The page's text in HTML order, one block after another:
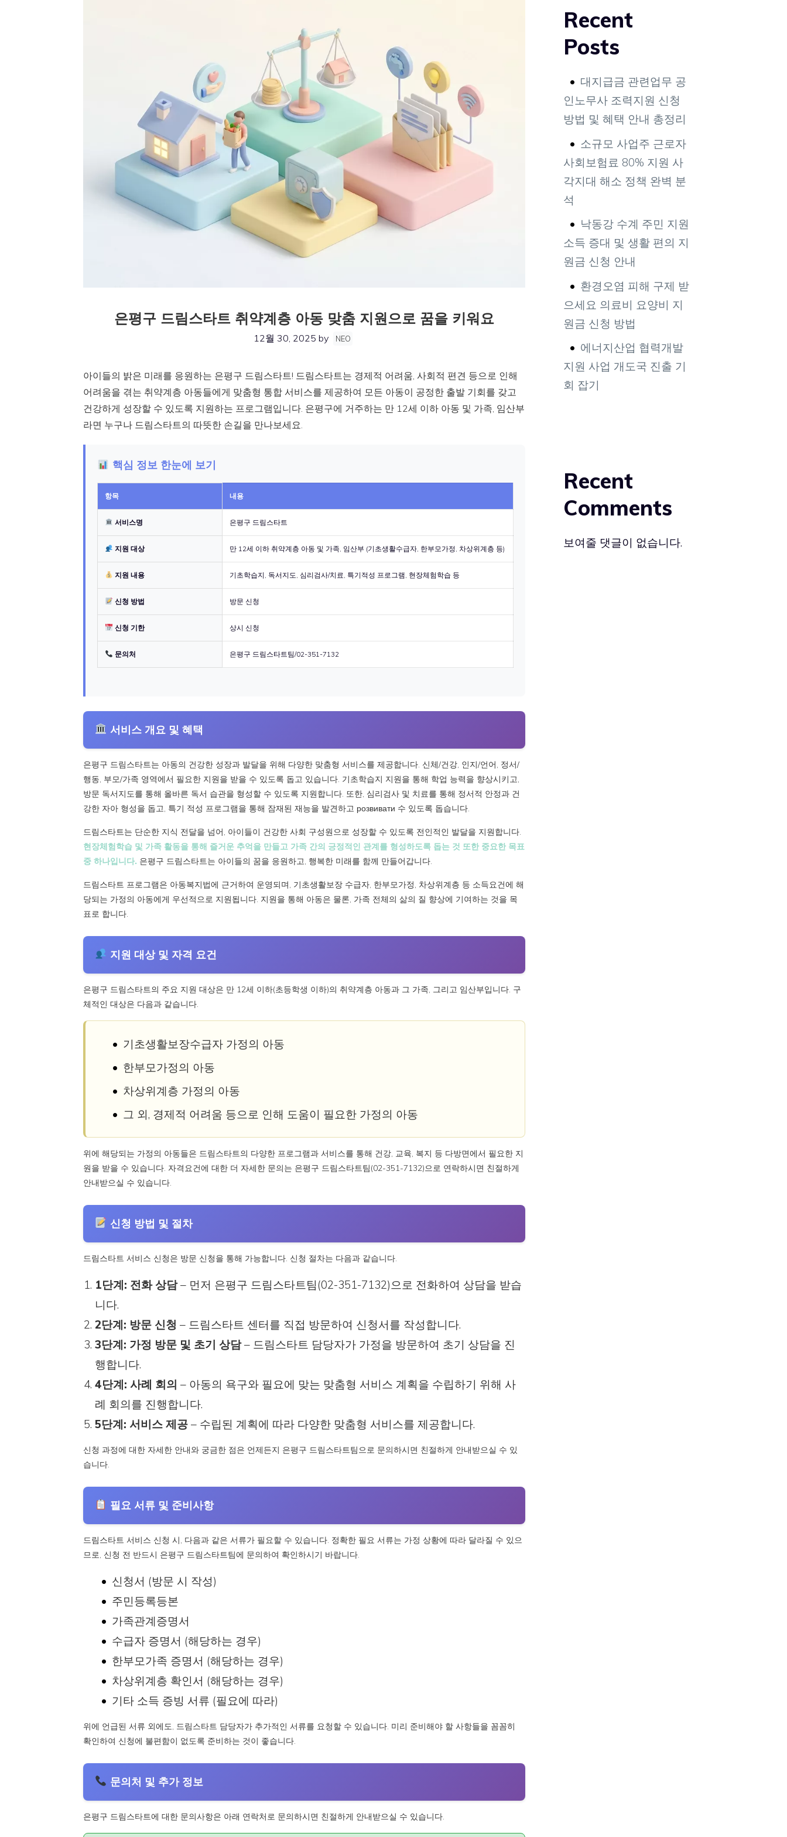
은평구 드림스타트 취약계층 아동 맞춤 지원으로 꿈을 키워요
12월 30, 2025 by NEO
아이들의 밝은 미래를 응원하는 은평구 드림스타트! 드림스타트는 경제적 어려움, 사회적 편견 등으로 인해
어려움을 겪는 취약계층 아동들에게 맞춤형 통합 서비스를 제공하여 모든 아동이 공정한 출발 기회를 갖고
건강하게 성장할 수 있도록 지원하는 프로그램입니다. 은평구에 거주하는 만 12세 이하 아동 및 가족, 임산부
라면 누구나 드림스타트의 따뜻한 손길을 만나보세요.
핵심 정보 한눈에 보기
항목 내용
서비스명 은평구 드림스타트
지원 대상 만 12세 이하 취약계층 아동 및 가족, 임산부 (기초생활수급자, 한부모가정, 차상위계층 등)
지원 내용 기초학습지, 독서지도, 심리검사/치료, 특기적성 프로그램, 현장체험학습 등
신청 방법 방문 신청
신청 기한 상시 신청
문의처 은평구 드림스타트팀/02-351-7132
서비스 개요 및 혜택
은평구 드림스타트는 아동의 건강한 성장과 발달을 위해 다양한 맞춤형 서비스를 제공합니다. 신체/건강, 인지/언어, 정서/
행동, 부모/가족 영역에서 필요한 지원을 받을 수 있도록 돕고 있습니다. 기초학습지 지원을 통해 학업 능력을 향상시키고,
방문 독서지도를 통해 올바른 독서 습관을 형성할 수 있도록 지원합니다. 또한, 심리검사 및 치료를 통해 정서적 안정과 건
강한 자아 형성을 돕고, 특기 적성 프로그램을 통해 잠재된 재능을 발견하고 розвивати 수 있도록 돕습니다.
드림스타트는 단순한 지식 전달을 넘어, 아이들이 건강한 사회 구성원으로 성장할 수 있도록 전인적인 발달을 지원합니다.
현장체험학습 및 가족 활동을 통해 즐거운 추억을 만들고 가족 간의 긍정적인 관계를 형성하도록 돕는 것 또한 중요한 목표
중 하나입니다. 은평구 드림스타트는 아이들의 꿈을 응원하고, 행복한 미래를 함께 만들어갑니다.
드림스타트 프로그램은 아동복지법에 근거하여 운영되며, 기초생활보장 수급자, 한부모가정, 차상위계층 등 소득요건에 해
당되는 가정의 아동에게 우선적으로 지원됩니다. 지원을 통해 아동은 물론, 가족 전체의 삶의 질 향상에 기여하는 것을 목
표로 합니다.
지원 대상 및 자격 요건
은평구 드림스타트의 주요 지원 대상은 만 12세 이하(초등학생 이하)의 취약계층 아동과 그 가족, 그리고 임산부입니다. 구
체적인 대상은 다음과 같습니다.
기초생활보장수급자 가정의 아동
한부모가정의 아동
차상위계층 가정의 아동
그 외, 경제적 어려움 등으로 인해 도움이 필요한 가정의 아동
위에 해당되는 가정의 아동들은 드림스타트의 다양한 프로그램과 서비스를 통해 건강, 교육, 복지 등 다방면에서 필요한 지
원을 받을 수 있습니다. 자격요건에 대한 더 자세한 문의는 은평구 드림스타트팀(02-351-7132)으로 연락하시면 친절하게
안내받으실 수 있습니다.
신청 방법 및 절차
드림스타트 서비스 신청은 방문 신청을 통해 가능합니다. 신청 절차는 다음과 같습니다.
1단계: 전화 상담– 먼저 은평구 드림스타트팀(02-351-7132)으로 전화하여 상담을 받습
니다.
2단계: 방문 신청 – 드림스타트 센터를 직접 방문하여 신청서를 작성합니다.
3단계: 가정 방문 및 초기 상담– 드림스타트 담당자가 가정을 방문하여 초기 상담을 진
행합니다.
4단계: 사례 회의 – 아동의 욕구와 필요에 맞는 맞춤형 서비스 계획을 수립하기 위해 사
례 회의를 진행합니다.
5단계: 서비스 제공 – 수립된 계획에 따라 다양한 맞춤형 서비스를 제공합니다.
신청 과정에 대한 자세한 안내와 궁금한 점은 언제든지 은평구 드림스타트팀으로 문의하시면 친절하게 안내받으실 수 있
습니다.
필요 서류 및 준비사항
드림스타트 서비스 신청 시, 다음과 같은 서류가 필요할 수 있습니다. 정확한 필요 서류는 가정 상황에 따라 달라질 수 있으
므로, 신청 전 반드시 은평구 드림스타트팀에 문의하여 확인하시기 바랍니다.
신청서 (방문 시 작성)
주민등록등본
가족관계증명서
수급자 증명서 (해당하는 경우)
한부모가족 증명서 (해당하는 경우)
차상위계층 확인서 (해당하는 경우)
기타 소득 증빙 서류 (필요에 따라)
위에 언급된 서류 외에도, 드림스타트 담당자가 추가적인 서류를 요청할 수 있습니다. 미리 준비해야 할 사항들을 꼼꼼히
확인하여 신청에 불편함이 없도록 준비하는 것이 좋습니다.
문의처 및 추가 정보
은평구 드림스타트에 대한 문의사항은 아래 연락처로 문의하시면 친절하게 안내받으실 수 있습니다.
Recent
Posts
대지급금 관련업무 공
인노무사 조력지원 신청
방법 및 혜택 안내 총정리
소규모 사업주 근로자
사회보험료 80% 지원 사
각지대 해소 정책 완벽 분
석
낙동강 수계 주민 지원
소득 증대 및 생활 편의 지
원금 신청 안내
환경오염 피해 구제 받
으세요 의료비 요양비 지
원금 신청 방법
에너지산업 협력개발
지원 사업 개도국 진출 기
회 잡기
Recent
Comments
보여줄 댓글이 없습니다.